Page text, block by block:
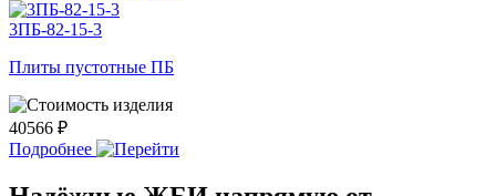
3ПБ-82-15-3
Плиты пустотные ПБ
40566 ₽
Подробнее